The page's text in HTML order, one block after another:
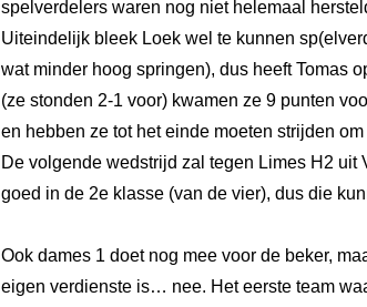
spelverdelers waren nog niet helemaal
Uiteindelijk bleek Loek wel te kunnen
wat minder hoog springen), dus heeft Tomas
(ze stonden 2-1 voor) kwamen ze 9 punten
en hebben ze tot het einde moeten strijden
De volgende wedstrijd zal tegen Limes H2 uit
goed in de 2e klasse (van de vier), dus die
Ook dames 1 doet nog mee voor de beker,
eigen verdienste is… nee. Het eerste team